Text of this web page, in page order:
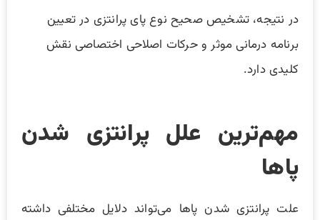
در نتیجه، تشخیص صحیح نوع پای پرانتزی در تعیین
برنامه درمانی موثر و حرکات اصلاحی اختصاصی نقش
کلیدی دارد.
مهم‌ترین علل پرانتزی شدن
پاها
علت پرانتزی شدن پاها می‌تواند دلایل مختلفی داشته